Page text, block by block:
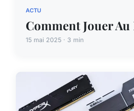
ACTU
Comment Jouer
15 mai 2025 · 3 min